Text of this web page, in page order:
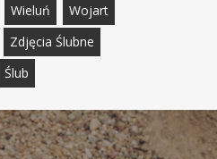
Wieluń
Wojart
Zdjęcia Ślubne
Ślub